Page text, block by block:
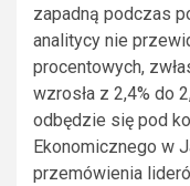
zapadną podczas
analitycy nie
procentowych,
wzrosła z 2,4% do
odbędzie się pod
Ekonomicznego w
przemówienia